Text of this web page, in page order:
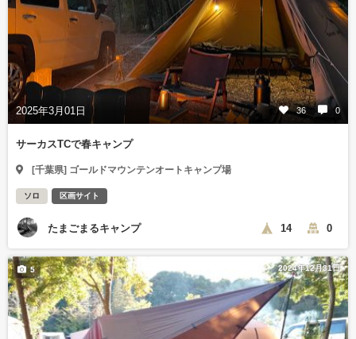
2025年3月01日 36 0
サーカスTCで春キャンプ
[千葉県] ゴールドマウンテンオートキャンプ場
ソロ 区画サイト
たまごまるキャンプ 14 0
2024年12月31日
5